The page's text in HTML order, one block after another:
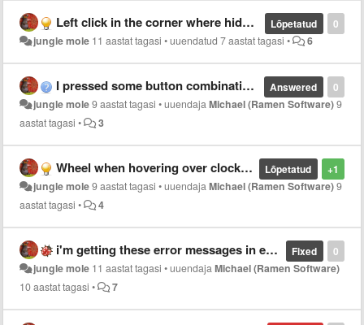
0
Lõpetatud
Left click in the corner where hidden Start button was to open start menu.
jungle mole 11 aastat tagasi •uuendatud7 aastat tagasi • 6
0
Answered
I pressed some button combination and now button text gone for Chrome application
jungle mole9 aastat tagasi •uuendajaMichael (Ramen Software)9
aastat tagasi • 3
+1
Lõpetatud
Wheel when hovering over clock area doesn't work on 2nd monitor's taskbar
jungle mole9 aastat tagasi •uuendajaMichael (Ramen Software)9
aastat tagasi • 4
0
Fixed
i'm getting these error messages in event viewer
jungle mole 11 aastat tagasi •uuendajaMichael (Ramen Software)
10 aastat tagasi • 7